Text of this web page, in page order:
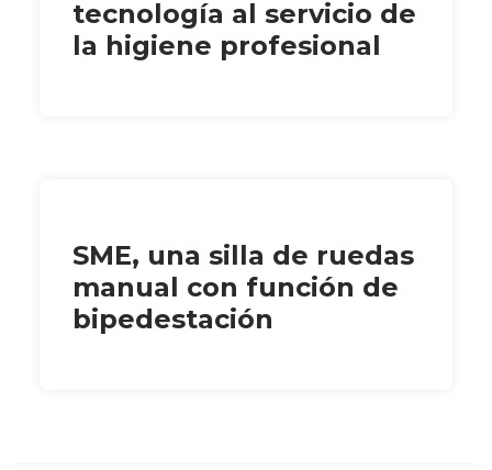
tecnología al servicio de
la higiene profesional
SME, una silla de ruedas
manual con función de
bipedestación